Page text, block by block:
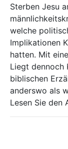
Sterben Jesu
welche
Implikationen
hatten. Mit
Liegt dennoch
biblischen
anderswo als
Lesen Sie den